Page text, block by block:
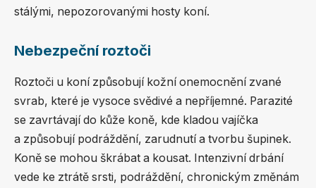
stálými, nepozorovanými hosty koní.
Nebezpeční roztoči
Roztoči u koní způsobují kožní onemocnění zvané
svrab, které je vysoce svědivé a nepříjemné. Parazité
se zavrtávají do kůže koně, kde kladou vajíčka
a způsobují podráždění, zarudnutí a tvorbu šupinek.
Koně se mohou škrábat a kousat. Intenzivní drbání
vede ke ztrátě srsti, podráždění, chronickým změnám